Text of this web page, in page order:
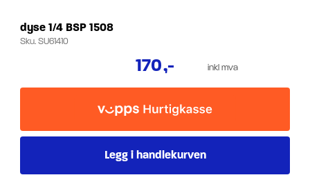
dyse 1/4 BSP 1508
Sku.SU61410
170,- inkl mva